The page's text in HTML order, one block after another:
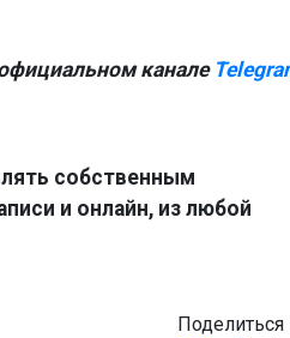
канале
собственным
и онлайн, из любой
Поделиться